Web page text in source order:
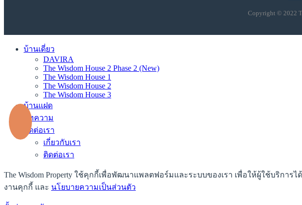
Copyright © 2022
บ้านเดี่ยว
DAVIRA
The Wisdom House 2 Phase 2 (New)
The Wisdom House 1
The Wisdom House 2
The Wisdom House 3
บ้านแฝด
บทความ
ติดต่อเรา
เกี่ยวกับเรา
ติดต่อเรา
The Wisdom Property ใช้คุกกี้เพื่อพัฒนาแพลตฟอร์มและระบบของเรา เพื่อให้ผู้ใช้บริก
งานคุกกี้ และ นโยบายความเป็นส่วนตัว